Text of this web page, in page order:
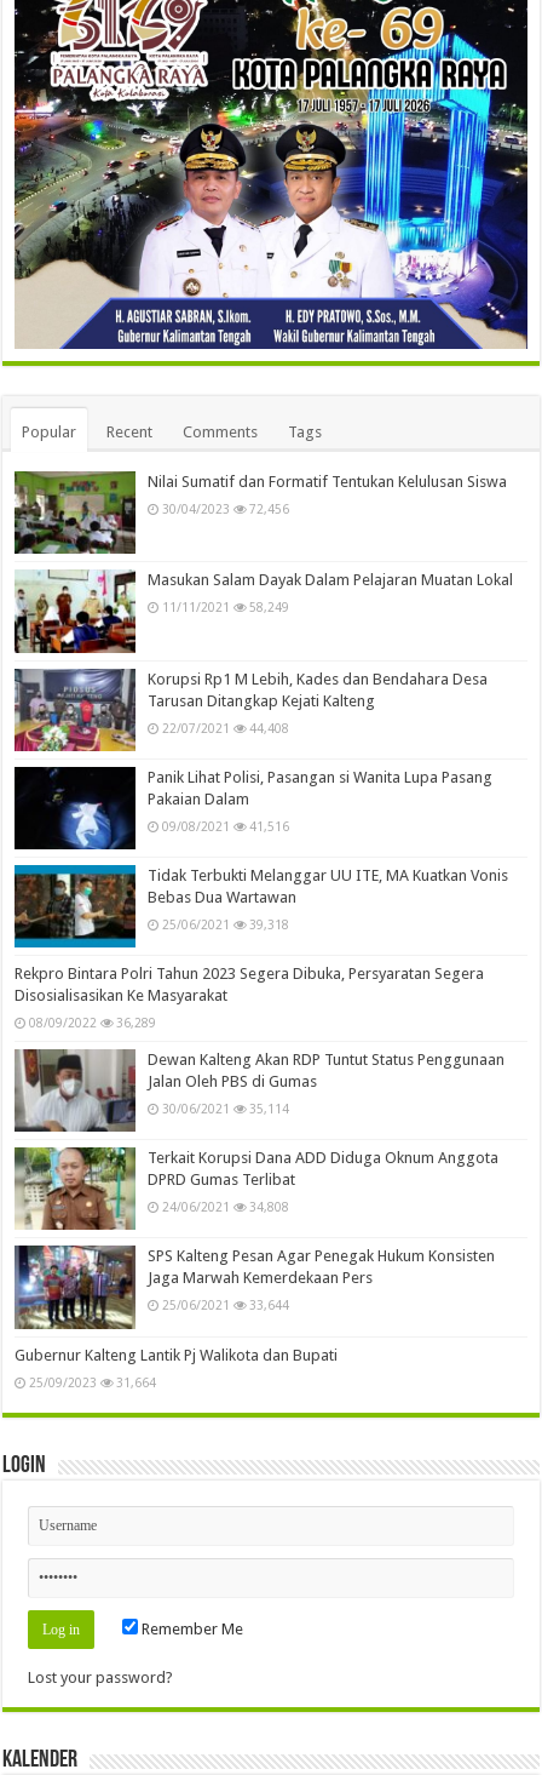
Popular Recent Comments Tags
Nilai Sumatif dan Formatif Tentukan Kelulusan Siswa
30/04/2023 72,456
Masukan Salam Dayak Dalam Pelajaran Muatan Lokal
11/11/2021 58,249
Korupsi Rp1 M Lebih, Kades dan Bendahara Desa
Tarusan Ditangkap Kejati Kalteng
22/07/2021 44,408
Panik Lihat Polisi, Pasangan si Wanita Lupa Pasang
Pakaian Dalam
09/08/2021 41,516
Tidak Terbukti Melanggar UU ITE, MA Kuatkan Vonis
Bebas Dua Wartawan
25/06/2021 39,318
Rekpro Bintara Polri Tahun 2023 Segera Dibuka, Persyaratan Segera
Disosialisasikan Ke Masyarakat
08/09/2022 36,289
Dewan Kalteng Akan RDP Tuntut Status Penggunaan
Jalan Oleh PBS di Gumas
30/06/2021 35,114
Terkait Korupsi Dana ADD Diduga Oknum Anggota
DPRD Gumas Terlibat
24/06/2021 34,808
SPS Kalteng Pesan Agar Penegak Hukum Konsisten
Jaga Marwah Kemerdekaan Pers
25/06/2021 33,644
Gubernur Kalteng Lantik Pj Walikota dan Bupati
25/09/2023 31,664
Login
Remember Me
Lost your password?
Kalender